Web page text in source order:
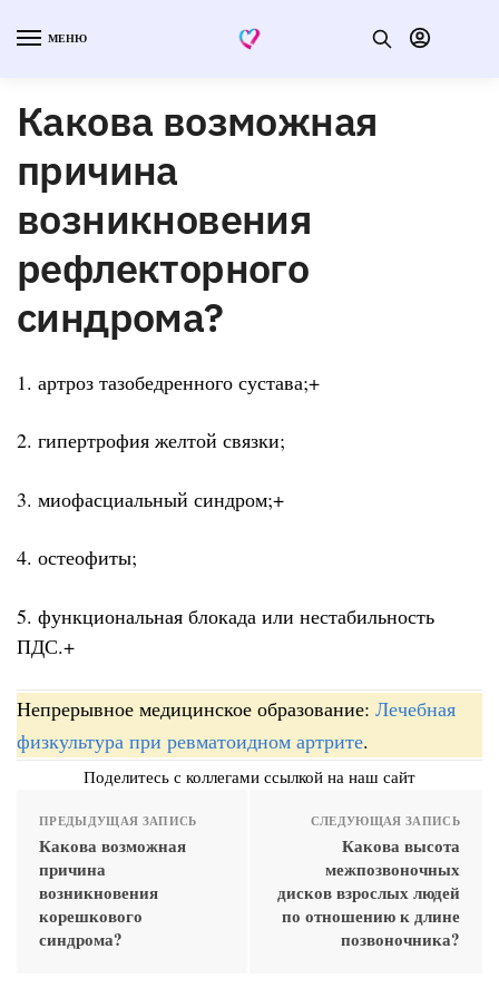
МЕНЮ
Какова возможная
причина
возникновения
рефлекторного
синдрома?
1. артроз тазобедренного сустава;+
2. гипертрофия желтой связки;
3. миофасциальный синдром;+
4. остеофиты;
5. функциональная блокада или нестабильность
ПДС.+
Непрерывное медицинское образование: Лечебная
физкультура при ревматоидном артрите.
Поделитесь с коллегами ссылкой на наш сайт
ПРЕДЫДУЩАЯ ЗАПИСЬ
Какова возможная
причина
возникновения
корешкового
синдрома?
СЛЕДУЮЩАЯ ЗАПИСЬ
Какова высота
межпозвоночных
дисков взрослых людей
по отношению к длине
позвоночника?